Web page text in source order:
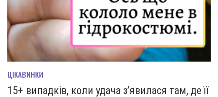
ЦІКАВИНКИ
15+ випадків, коли удача з’явилася там, де її